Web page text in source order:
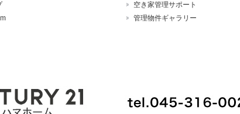
空き家管理サポート
管理物件ギャラリー